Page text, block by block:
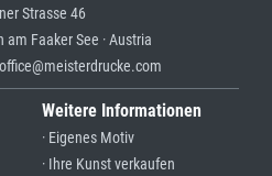
Strasse 46
Faaker See · Austria
Weitere Informationen
· Eigenes Motiv
· Ihre Kunst verkaufen